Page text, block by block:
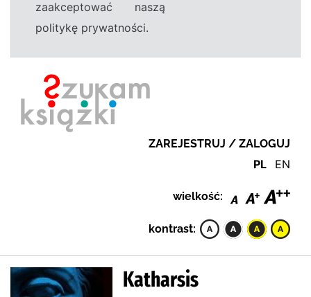
zaakceptować naszą
politykę prywatności.
ZAREJESTRUJ / ZALOGUJ
PL EN
wielkość:
kontrast:
Katharsis